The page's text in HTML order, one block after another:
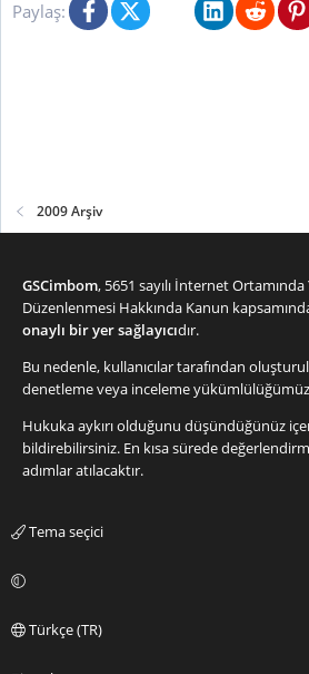
Paylaş: FacebookX (Twitter)BlueskyLinkedIn
2009 Arşiv
GSCimbom, 5651 sayılı İnternet Ortamında
Düzenlenmesi Hakkında Kanun
onaylı bir yer sağlayıcıdır.
Bu nedenle, kullanıcılar tarafından
denetleme veya inceleme
Hukuka aykırı olduğunu düşündüğünüz
bildirebilirsiniz. En kısa sürede
adımlar atılacaktır.
Tema seçici
Türkçe (TR)